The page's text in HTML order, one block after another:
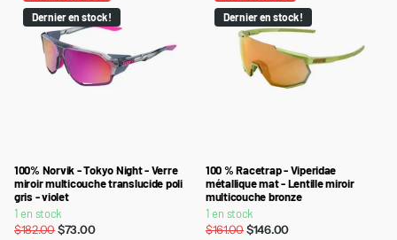
Dernier en stock !
100% Norvik - Tokyo Night - Verre
miroir multicouche translucide poli
gris - violet
1 en stock
$182.00$73.00
Dernier en stock !
100 % Racetrap - Viperidae
métallique mat - Lentille miroir
multicouche bronze
1 en stock
$161.00$146.00